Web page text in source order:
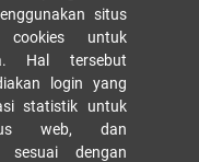
situs
cookies untuk
Hal tersebut
login yang
statistik untuk
web, dan
sesuai dengan